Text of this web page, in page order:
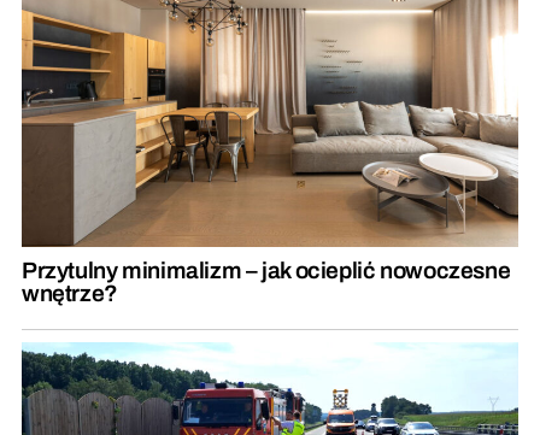
Przytulny minimalizm – jak ocieplić nowoczesne
wnętrze?